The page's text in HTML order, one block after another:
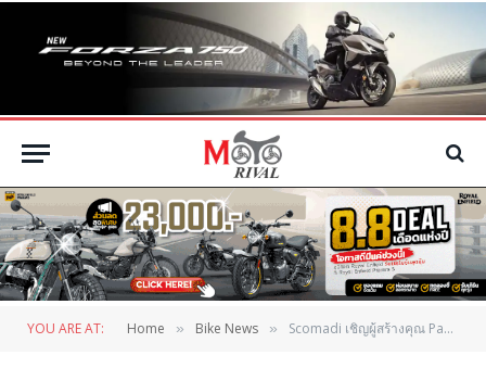
YOU ARE AT: Home » Bike News » Scomadi เชิญผู้สร้างคุณ Paul และ Frank ร่วมสัมภาษณ์พูดคุย กับคุณพิมล ศรีวิกรณ์ ถึงทิศทางอนาคตของ เสือดำ